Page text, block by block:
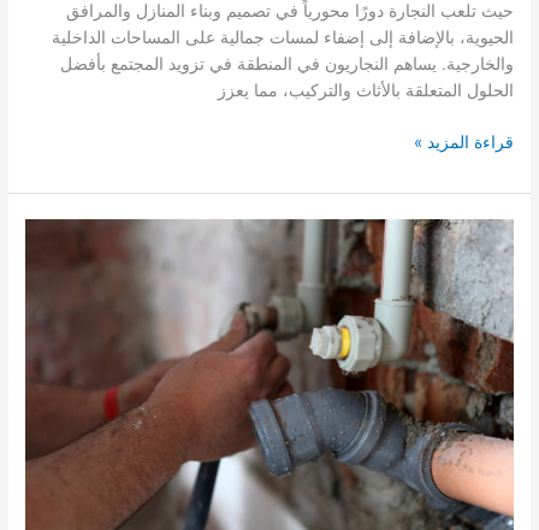
حيث تلعب النجارة دورًا محورياً في تصميم وبناء المنازل والمرافق
الحيوية، بالإضافة إلى إضفاء لمسات جمالية على المساحات الداخلية
والخارجية. يساهم النجاريون في المنطقة في تزويد المجتمع بأفضل
الحلول المتعلقة بالأثاث والتركيب، مما يعزز
نجار
قراءة المزيد »